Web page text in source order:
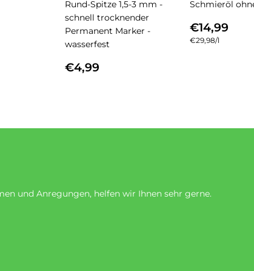
Rund-Spitze 1,5-3 mm -
schnell trocknender
Permanent Marker -
wasserfest
NORMALER
€4,99
Schmieröl
PREIS
€14,99
Einzelpreis
€29,98/pro
l
und Anregungen, helfen wir Ihnen sehr gerne.